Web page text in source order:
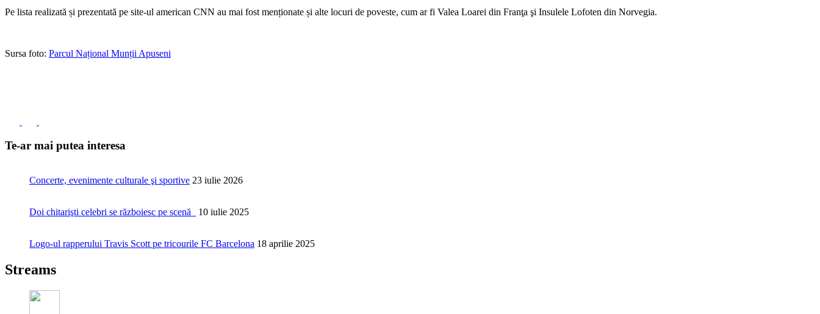
Pe lista realizată și prezentată pe site-ul american CNN au mai fost menționate și alte locuri de poveste, cum ar fi Valea Loarei din Franţa şi Insulele Lofoten din Norvegia.
Sursa foto: Parcul Național Munții Apuseni
Te-ar mai putea interesa
Concerte, evenimente culturale şi sportive 23 iulie 2026
Doi chitarişti celebri se războiesc pe scenă 10 iulie 2025
Logo-ul rapperului Travis Scott pe tricourile FC Barcelona 18 aprilie 2025
Streams